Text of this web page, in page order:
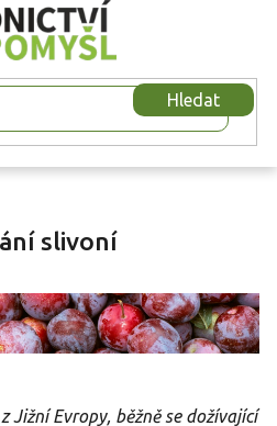
Hledat
slivoní
Jižní Evropy, běžně se dožívající